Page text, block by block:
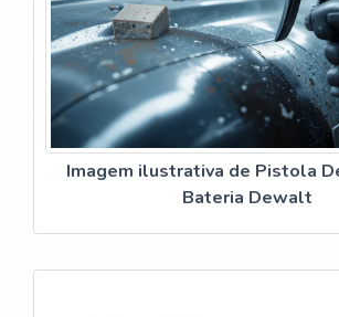
Imagem ilustrativa de Pistola
Bateria Dewalt